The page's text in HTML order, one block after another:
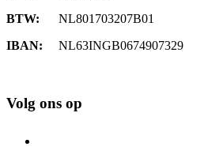
BTW: NL801703207B01
IBAN: NL63INGB0674907329
Volg ons op